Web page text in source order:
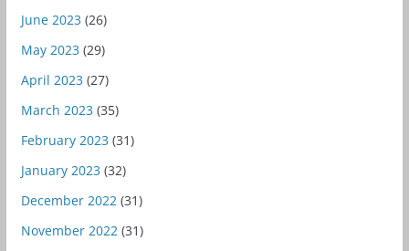
June 2023 (26)
May 2023 (29)
April 2023 (27)
March 2023 (35)
February 2023 (31)
January 2023 (32)
December 2022(31)
November 2022(31)